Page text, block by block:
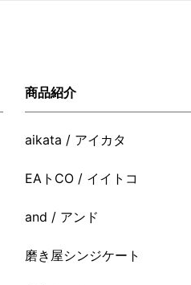
商品紹介
aikata / アイカタ
EAトCO / イイトコ
and / アンド
磨き屋シンジケート